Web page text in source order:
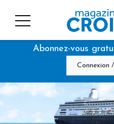
Abonnez-vous
Connexion